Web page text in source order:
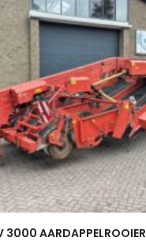
AARDAPPELROOIER